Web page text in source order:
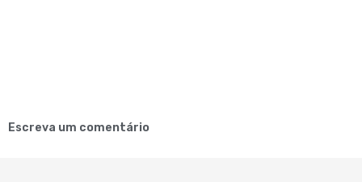
Escreva um comentário